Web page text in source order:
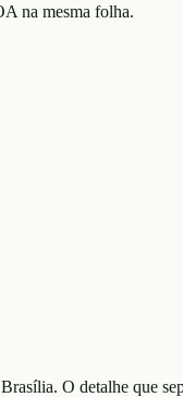
na mesma folha.
O detalhe que